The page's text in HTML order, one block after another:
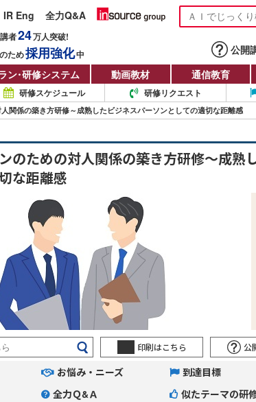
IR Eng 全力Q&A
者24万人突破!
ため採用強化中 公開
ン・研修システム 動画教材 通信教育
研修スケジュール 研修リクエスト
関係の築き方研修～成熟したビジネスパーソンとしての適切な距離感
のための対人関係の築き方研修～成熟
な距離感
印刷はこちら 公
お悩み・ニーズ 到達目標
全力Ｑ&Ａ 似たテーマの研